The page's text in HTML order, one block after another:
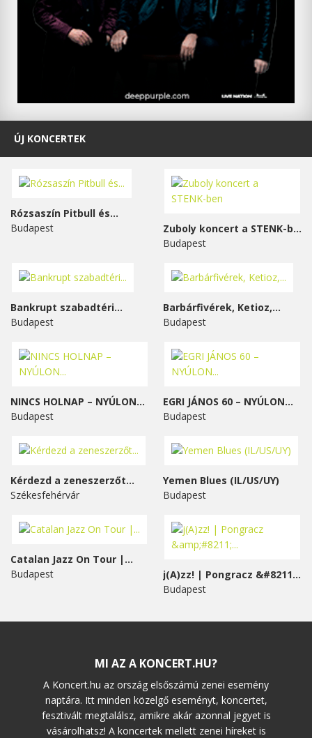
ÚJ KONCERTEK
Rózsaszín Pitbull és...
Budapest
Zuboly koncert a STENK-ben
Budapest
Bankrupt szabadtéri...
Budapest
Barbárfivérek, Ketioz,...
Budapest
NINCS HOLNAP – NYÚLON...
Budapest
EGRI JÁNOS 60 – NYÚLON...
Budapest
Kérdezd a zeneszerzőt...
Székesfehérvár
Yemen Blues (IL/US/UY)
Budapest
Catalan Jazz On Tour |...
Budapest
j(A)zz! | Pongracz &#8211;...
Budapest
MI AZ A KONCERT.HU?
A Koncert.hu az ország elsőszámú zenei esemény
naptára. Itt minden közelgő eseményt, koncertet,
fesztivált megtalálsz, amikre akár azonnal jegyet is
vásárolhatsz! A koncertek mellett zenei híreket is